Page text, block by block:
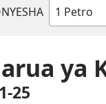
Kitabu
ya
25